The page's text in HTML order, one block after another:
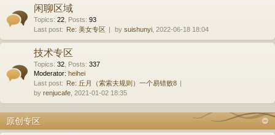
闲聊区域
Topics: 22 Posts: 93
Last post: Re: 美女专区 by suishunyi , 2022-06-18 18:04
技术专区
Topics: 32 Posts: 337
Moderator: heihei
Last post: Re: 丘月（索索夫规则）一个易错败8
by renjucafe , 2021-01-02 18:35
原创专区